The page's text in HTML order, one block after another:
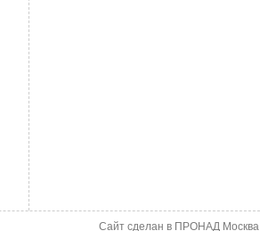
Сайт сделан в ПРОНАД Москва